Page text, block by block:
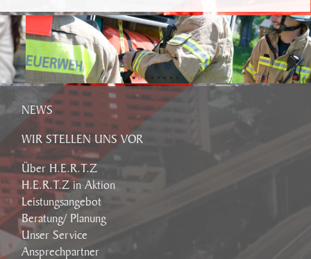
NEWS
WIR STELLEN UNS VOR
Über H.E.R.T.Z
H.E.R.T.Z in Aktion
Leistungsangebot
Beratung/ Planung
Unser Service
Ansprechpartner